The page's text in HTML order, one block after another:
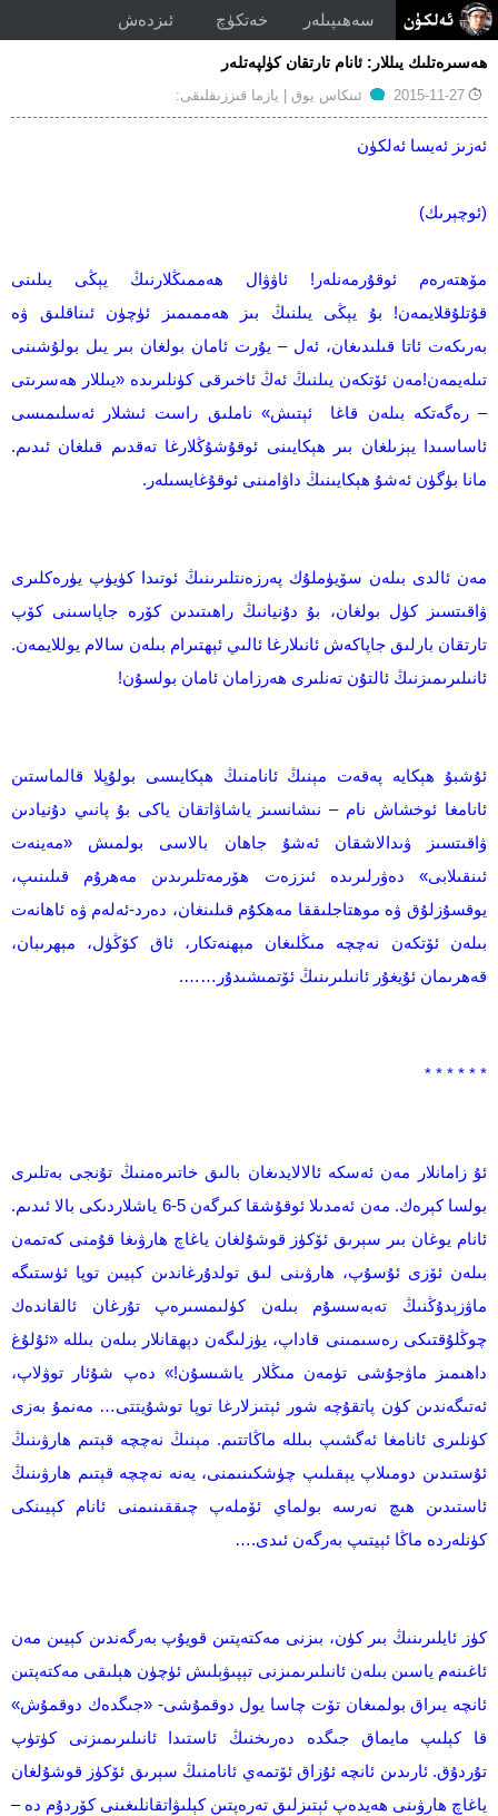
سەھىپىلەر خەتكۈچ ئىزدەش
ھەسىرەتلىك يىللار: ئانام تارتقان كۈلپەتلەر
2015-11-27
توغرۇلۇق
ئانام
ئىنكاس يوق | يازما قىززىقلىقى:
ئەزىز ئەيسا ئەلكۈن
(ئوچېرىك)
مۆھتەرەم ئوقۇرمەنلەر! ئاۋۋال ھەممىڭلارنىڭ يېڭى يىلىنى
قۇتلۇقلايمەن! بۇ يېڭى يىلنىڭ بىز ھەممىمىز ئۈچۈن ئىناقلىق ۋە
بەرىكەت ئاتا قىلىدىغان، ئەل – يۇرت ئامان بولغان بىر يىل بولۇشىنى
تىلەيمەن!مەن ئۆتكەن يىلنىڭ ئەڭ ئاخىرقى كۈنلىرىدە «يىللار ھەسرىتى
– رەگەتكە بىلەن قاغا ئېتىش» ناملىق راست ئىشلار ئەسلىمىسى
ئاساسىدا يېزىلغان بىر ھېكايىنى ئوقۇشۇڭلارغا تەقدىم قىلغان ئىدىم.
مانا بۈگۈن ئەشۇ ھېكايىنىڭ داۋامىنى ئوقۇغايسىلەر.
مەن ئالدى بىلەن سۆيۈملۇك پەرزەنتلىرىنىڭ ئوتىدا كۈيۈپ يۈرەكلىرى
ۋاقىتسىز كۈل بولغان، بۇ دۇنيانىڭ راھىتىدىن كۆرە جاپاسىنى كۆپ
تارتقان بارلىق جاپاكەش ئانىلارغا ئالىي ئېھتىرام بىلەن سالام يوللايمەن.
ئانىلىرىمىزنىڭ ئالتۇن تەنلىرى ھەرزامان ئامان بولسۇن!
ئۇشبۇ ھېكايە پەقەت مېنىڭ ئانامنىڭ ھېكايىسى بولۇپلا قالماستىن
ئانامغا ئوخشاش نام – نىشانسىز ياشاۋاتقان ياكى بۇ پانىي دۇنيادىن
ۋاقىتسىز ۋىدالاشقان ئەشۇ جاھان بالاسى بولمىش «مەينەت
ئىنقىلابى» دەۋرلىرىدە ئىززەت ھۆرمەتلىرىدىن مەھرۇم قىلىنىپ،
يوقسۇزلۇق ۋە موھتاجلىققا مەھكۇم قىلىنغان، دەرد-ئەلەم ۋە ئاھانەت
بىلەن ئۆتكەن نەچچە مىڭلىغان مېھنەتكار، ئاق كۆڭۈل، مېھرىبان،
قەھرىمان ئۇيغۇر ئانىلىرىنىڭ ئۆتمىشىدۇر…….
* * * * * *
ئۇ زامانلار مەن ئەسكە ئالالايدىغان بالىق خاتىرەمنىڭ تۇنجى بەتلىرى
بولسا كېرەك. مەن ئەمدىلا ئوقۇشقا كىرگەن 5-6 ياشلاردىكى بالا ئىدىم.
ئانام يوغان بىر سېرىق ئۆكۈز قوشۇلغان ياغاچ ھارۋىغا قۇمنى كەتمەن
بىلەن ئۆزى ئۇسۇپ، ھارۋىنى لىق تولدۇرغاندىن كېيىن توپا ئۈستىگە
ماۋزېدۇڭنىڭ تەبەسسۇم بىلەن كۈلىمسىرەپ تۇرغان ئالقاندەك
چوڭلۇقتىكى رەسىمىنى قاداپ، يۈزلىگەن دېھقانلار بىلەن بىللە «ئۇلۇغ
داھىمىز ماۋجۇشى تۈمەن مىڭلار ياشىسۇن!» دەپ شۇئار توۋلاپ،
ئەتىگەندىن كۈن پاتقۇچە شور ئېتىزلارغا توپا توشۇيتتى… مەنمۇ بەزى
كۈنلىرى ئانامغا ئەگشىپ بىللە ماڭاتتىم. مېنىڭ نەچچە قېتىم ھارۋىنىڭ
ئۇستىدىن دومىلاپ يېقىلىپ چۈشكىنىمنى، يەنە نەچچە قېتىم ھارۋىنىڭ
ئاستىدىن ھىچ نەرسە بولماي ئۆملەپ چىققىنىمنى ئانام كېيىنكى
كۈنلەردە ماڭا ئېيتىپ بەرگەن ئىدى.…
كۈز ئايلىرىنىڭ بىر كۈن، بىزنى مەكتەپتىن قويۇپ بەرگەندىن كېيىن مەن
ئاغىنەم ياسىن بىلەن ئانىلىرىمىزنى تېپىۋېلىش ئۈچۈن ھېلىقى مەكتەپتىن
ئانچە يىراق بولمىغان تۆت چاسا يول دوقمۇشى- «جىگدەك دوقمۇش»
قا كېلىپ مايماق جىگدە دەرىخنىڭ ئاستىدا ئانىلىرىمىزنى كۈتۈپ
تۇردۇق. ئارىدىن ئانچە ئۇزاق ئۆتمەي ئانامنىڭ سېرىق ئۆكۈز قوشۇلغان
ياغاچ ھارۋىنى ھەيدەپ ئېتىزلىق تەرەپتىن كېلىۋاتقانلىغىنى كۆردۇم دە –